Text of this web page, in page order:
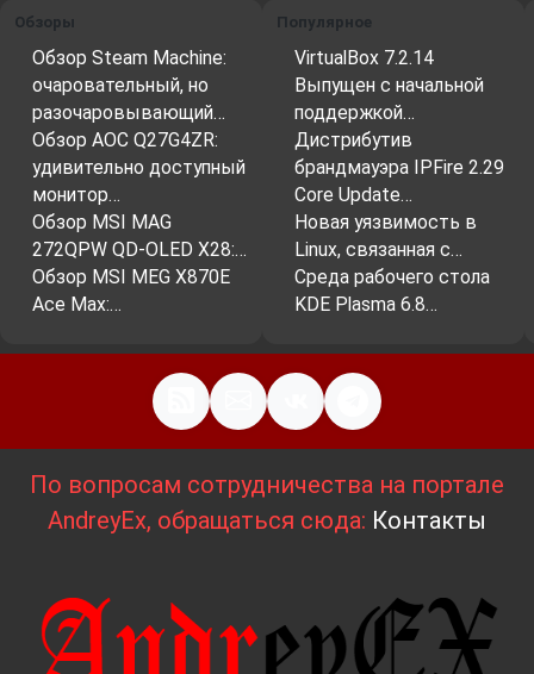
Увеличение производительности труда.
Эффективные системы мотивации и
обучения способствуют повышению
результативности деятельности
сотрудников.
Содействие в решении конфликтов.
Благодаря HR, конфликтные ситуации
разрешаются конструктивно, что
способствует сохранению
Управление человеческими ресурсами– это
стратегически важный аспект успешного
ведения бизнеса. HR-отдел является
эффективного кадрового потенциала.
Правильная политика HR способствует
Обзоры
Обзор Steam Machine:
очаровательный, но
разочаровывающий…
Обзор AOC Q27G4ZR:
удивительно доступный
монитор…
Обзор MSI MAG
272QPW QD-OLED X28:…
Обзор MSI MEG X870E
Ace Max:…
Популярное
VirtualBox 7.2.14
Выпущен с начальной
поддержкой…
Дистрибутив
брандмауэра IPFire 2.29
Core Update…
Новая уязвимость в
Linux, связанная с…
Среда рабочего стола
KDE Plasma 6.8…
По вопросам сотрудничества на портале
AndreyEx, обращаться сюда: Контакты